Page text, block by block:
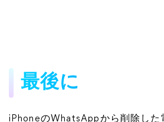
最後に
iPhoneのWhatsAppから削除した